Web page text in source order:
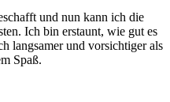
und nun kann ich die
Ich bin erstaunt, wie gut es
langsamer und vorsichtiger als
Spaß.